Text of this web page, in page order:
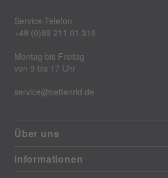
Service-Telefon
+49 (0)89 211 01 316
Montag bis Freitag
von 9 bis 17 Uhr
service@bettenrid.de
Über uns
Informationen